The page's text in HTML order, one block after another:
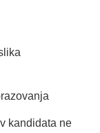
kandidata ne